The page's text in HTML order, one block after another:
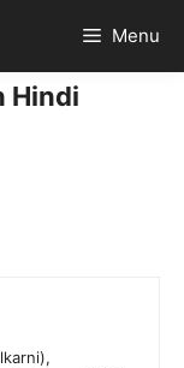
Menu
Hindi